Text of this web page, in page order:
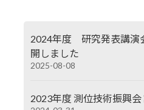
2024年度 研究発表講演
開しました
2025-08-08
2023年度 測位技術振興会